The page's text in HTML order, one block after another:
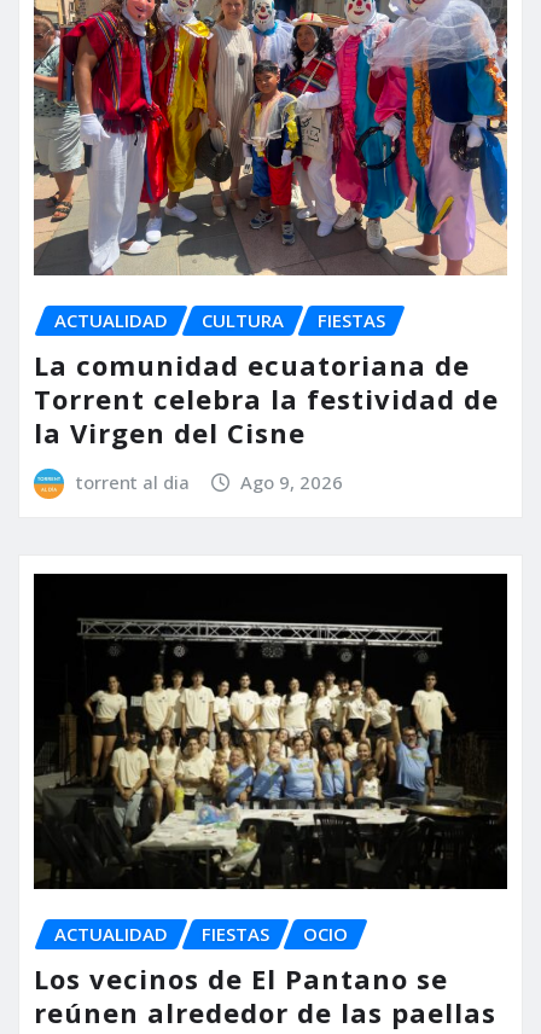
ACTUALIDAD CULTURA FIESTAS
La comunidad ecuatoriana de
Torrent celebra la festividad de
la Virgen del Cisne
torrent al dia Ago 9, 2026
ACTUALIDAD FIESTAS OCIO
Los vecinos de El Pantano se
reúnen alrededor de las paellas